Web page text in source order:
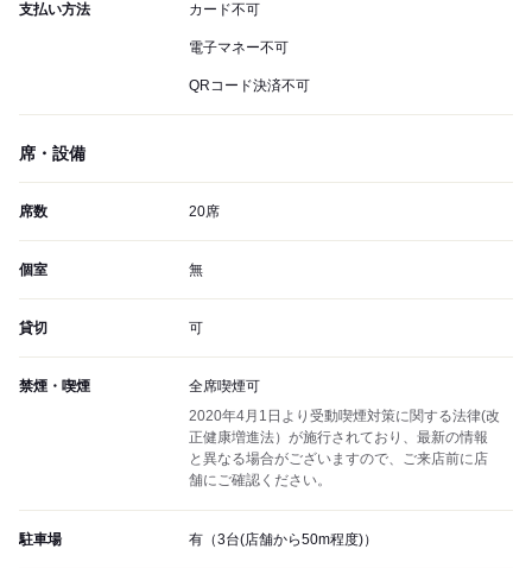
支払い方法 カード不可
電子マネー不可
QRコード決済不可
席・設備
席数 20席
個室 無
貸切 可
禁煙・喫煙
全席喫煙可
2020年4月1日より受動喫煙対策に関する法律(改
正健康増進法）が施行されており、最新の情報
と異なる場合がございますので、ご来店前に店
舗にご確認ください。
駐車場 有（3台(店舗から50m程度)）